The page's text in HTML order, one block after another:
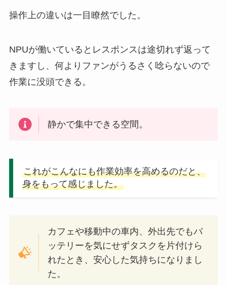
操作上の違いは一目瞭然でした。
NPUが働いているとレスポンスは途切れず返って
きますし、何よりファンがうるさく唸らないので
作業に没頭できる。
静かで集中できる空間。
これがこんなにも作業効率を高めるのだと、
身をもって感じました。
カフェや移動中の車内、外出先でもバ
ッテリーを気にせずタスクを片付けら
れたとき、安心した気持ちになりまし
た。